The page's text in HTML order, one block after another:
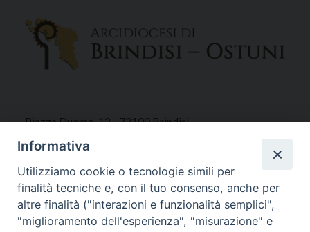
Piazza Duomo, 12 - 72100 Brindisi
Tel 0831.521958
Fax 0831.528315
Orari Curia
Informativa
Utilizziamo cookie o tecnologie simili per
finalità tecniche e, con il tuo consenso, anche per
altre finalità ("interazioni e funzionalità semplici",
"miglioramento dell'esperienza", "misurazione" e